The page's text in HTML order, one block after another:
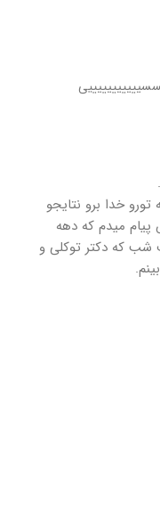
خدا برو نتایجو
پیام ‌میدم که دهه
شب که دکتر توکلی و